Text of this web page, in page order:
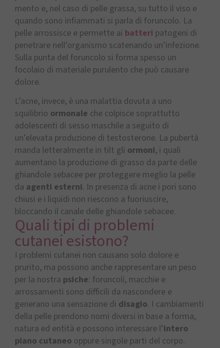
mento e, nel caso di pelle grassa, su tutto il viso e
quando sono infiammati si parla di foruncolo. La
pelle arrossisce e permette ai batteri patogeni di
penetrare nell’organismo scatenando un’infezione.
Sulla punta del foruncolo si forma spesso un
focolaio di materiale purulento che può causare
dolore.
L’acne, invece, è una malattia dovuta a uno
squilibrio ormonale che colpisce soprattutto
adolescenti di sesso maschile a seguito di
un’elevata produzione di testosterone. La pubertà
manda letteralmente in tilt gli ormoni, i quali
aumentano la produzione di grasso da parte delle
ghiandole sebacee per proteggere meglio la pelle
da agenti esterni. In presenza di acne i pori sono
chiusi e i liquidi non riescono a fuoriuscire,
bloccando il canale delle ghiandole sebacee.
Quali tipi di problemi
cutanei esistono?
I problemi cutanei non causano solo dolore e
prurito, ma possono anche rappresentare un peso
per la nostra psiche: foruncoli, macchie e
arrossamenti sono difficili da nascondere e
generano una sensazione di disagio. I cambiamenti
della pelle prendono nomi diversi in base a forma,
natura ed entità e possono interessare l’intero
piano cutaneo oppure singole parti del corpo.